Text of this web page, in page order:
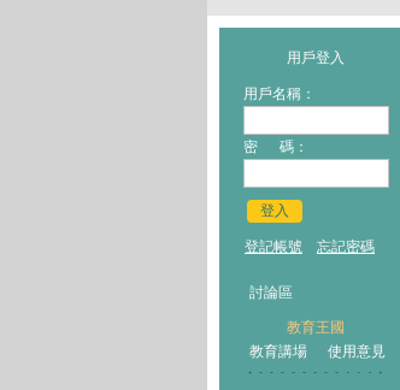
用戶登入
用戶名稱：
密 碼：
登入
登記帳號 忘記密碼
討論區
教育王國
教育講場
使用意見